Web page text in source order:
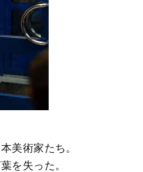
美術家たち。
を失った。